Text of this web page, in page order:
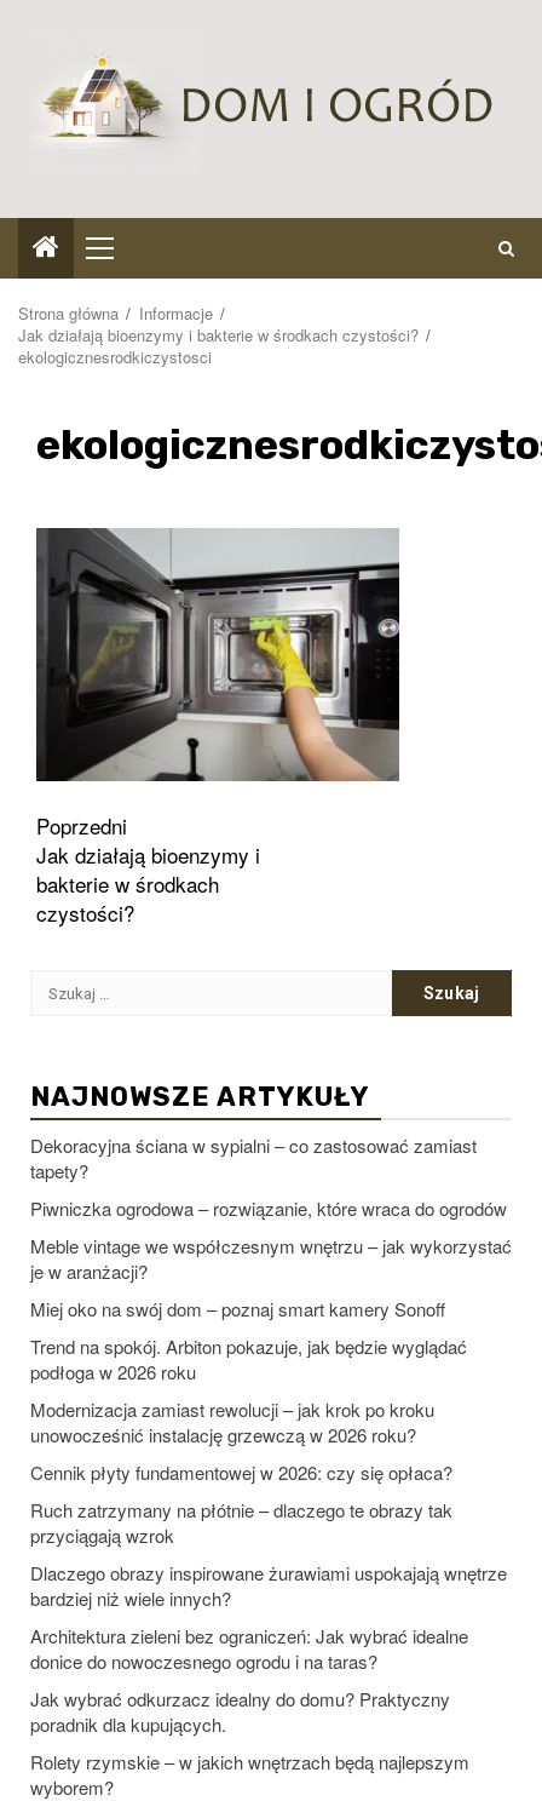
Menu
główne
Strona główna
Informacje
Jak działają bioenzymy i bakterie w środkach czystości?
ekologicznesrodkiczystosci
Zobacz
wpisy
Poprzedni
Jak działają bioenzymy i
bakterie w środkach
czystości?
Szukaj:
NAJNOWSZE ARTYKUŁY
Dekoracyjna ściana w sypialni – co zastosować zamiast
tapety?
Piwniczka ogrodowa – rozwiązanie, które wraca do ogrodów
Meble vintage we współczesnym wnętrzu – jak wykorzystać
je w aranżacji?
Miej oko na swój dom – poznaj smart kamery Sonoff
Trend na spokój. Arbiton pokazuje, jak będzie wyglądać
podłoga w 2026 roku
Modernizacja zamiast rewolucji – jak krok po kroku
unowocześnić instalację grzewczą w 2026 roku?
Cennik płyty fundamentowej w 2026: czy się opłaca?
Ruch zatrzymany na płótnie – dlaczego te obrazy tak
przyciągają wzrok
Dlaczego obrazy inspirowane żurawiami uspokajają wnętrze
bardziej niż wiele innych?
Architektura zieleni bez ograniczeń: Jak wybrać idealne
donice do nowoczesnego ogrodu i na taras?
Jak wybrać odkurzacz idealny do domu? Praktyczny
poradnik dla kupujących.
Rolety rzymskie – w jakich wnętrzach będą najlepszym
wyborem?